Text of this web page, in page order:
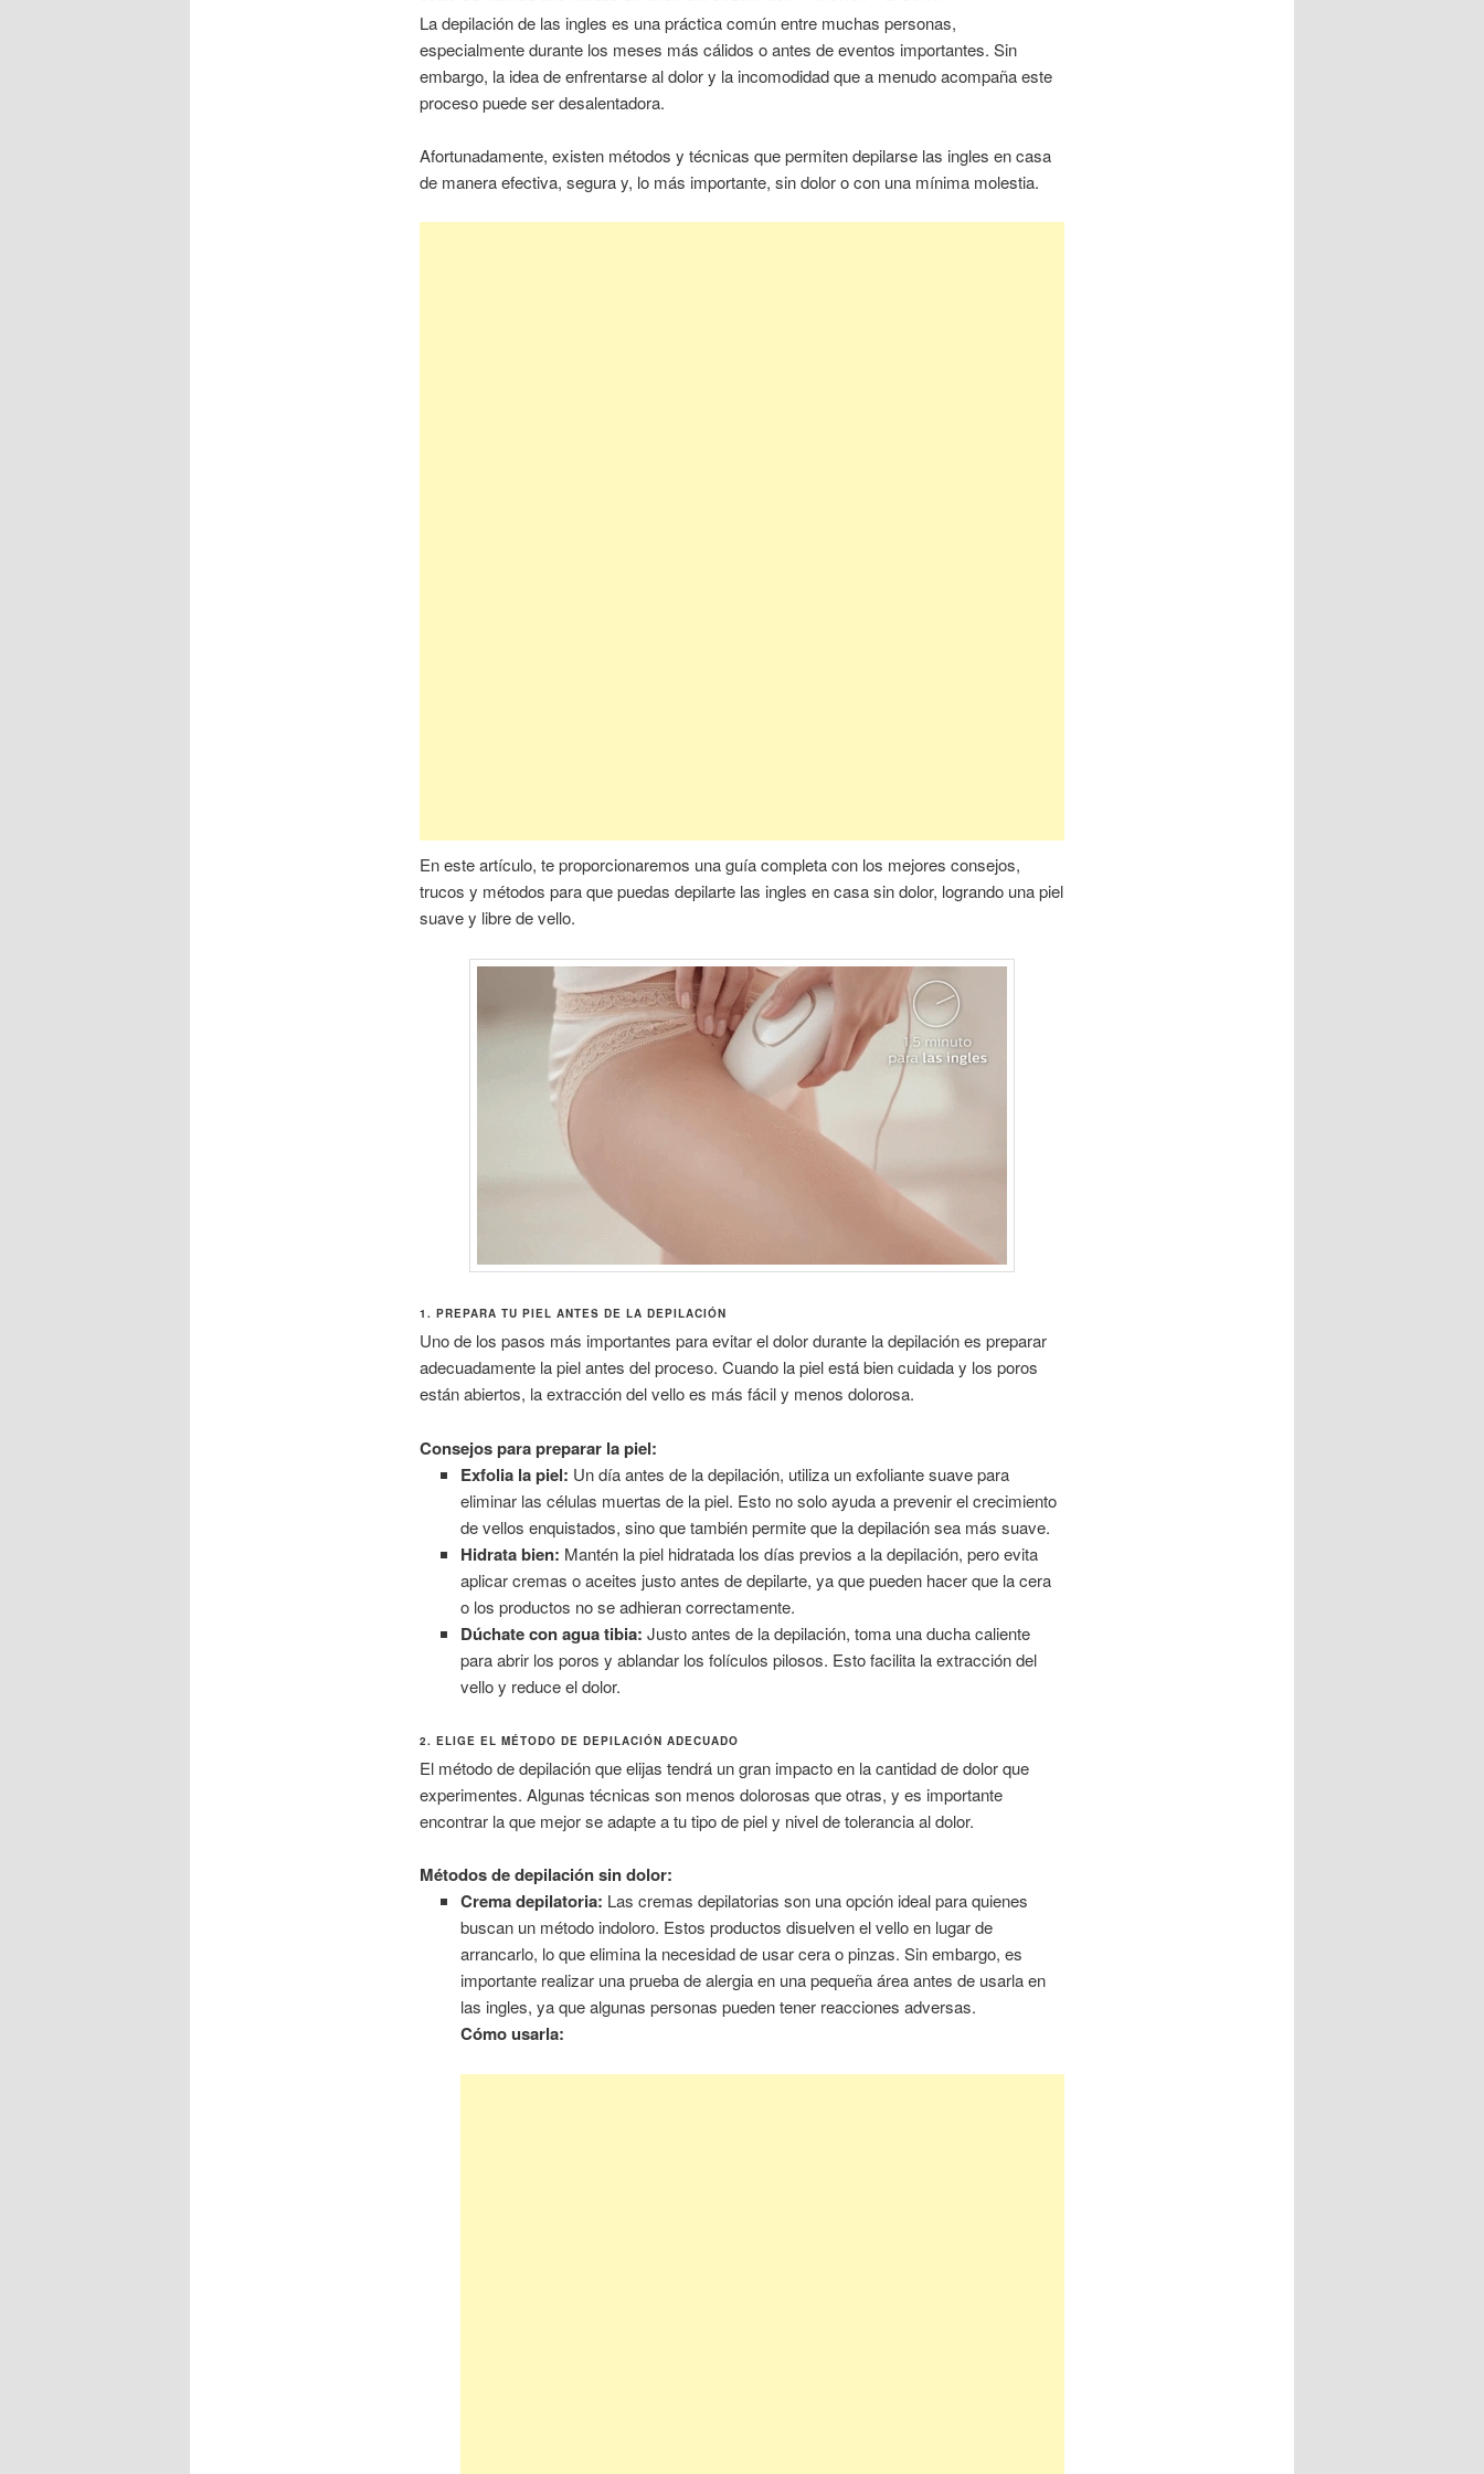
La depilación de las ingles es una práctica común entre muchas personas,
especialmente durante los meses más cálidos o antes de eventos importantes. Sin
embargo, la idea de enfrentarse al dolor y la incomodidad que a menudo acompaña este
proceso puede ser desalentadora.
Afortunadamente, existen métodos y técnicas que permiten depilarse las ingles en casa
de manera efectiva, segura y, lo más importante, sin dolor o con una mínima molestia.
En este artículo, te proporcionaremos una guía completa con los mejores consejos,
trucos y métodos para que puedas depilarte las ingles en casa sin dolor, logrando una piel
suave y libre de vello.
1. PREPARA TU PIEL ANTES DE LA DEPILACIÓN
Uno de los pasos más importantes para evitar el dolor durante la depilación es preparar
adecuadamente la piel antes del proceso. Cuando la piel está bien cuidada y los poros
están abiertos, la extracción del vello es más fácil y menos dolorosa.
Consejos para preparar la piel:
Exfolia la piel: Un día antes de la depilación, utiliza un exfoliante suave para
eliminar las células muertas de la piel. Esto no solo ayuda a prevenir el crecimiento
de vellos enquistados, sino que también permite que la depilación sea más suave.
Hidrata bien: Mantén la piel hidratada los días previos a la depilación, pero evita
aplicar cremas o aceites justo antes de depilarte, ya que pueden hacer que la cera
o los productos no se adhieran correctamente.
Dúchate con agua tibia: Justo antes de la depilación, toma una ducha caliente
para abrir los poros y ablandar los folículos pilosos. Esto facilita la extracción del
vello y reduce el dolor.
2. ELIGE EL MÉTODO DE DEPILACIÓN ADECUADO
El método de depilación que elijas tendrá un gran impacto en la cantidad de dolor que
experimentes. Algunas técnicas son menos dolorosas que otras, y es importante
encontrar la que mejor se adapte a tu tipo de piel y nivel de tolerancia al dolor.
Métodos de depilación sin dolor:
Crema depilatoria: Las cremas depilatorias son una opción ideal para quienes
buscan un método indoloro. Estos productos disuelven el vello en lugar de
arrancarlo, lo que elimina la necesidad de usar cera o pinzas. Sin embargo, es
importante realizar una prueba de alergia en una pequeña área antes de usarla en
las ingles, ya que algunas personas pueden tener reacciones adversas.
Cómo usarla: